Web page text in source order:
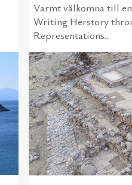
Varmt välkomna till
Writing Herstory
Representations...